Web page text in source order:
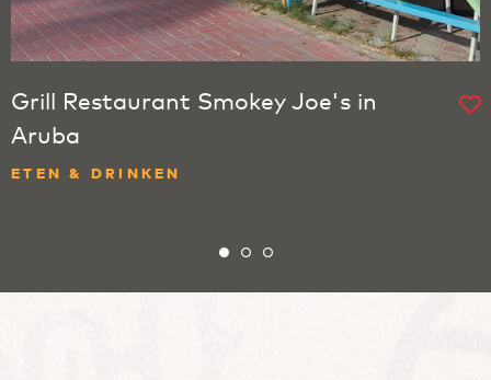
Grill Restaurant Smokey Joe's in
Aruba
ETEN & DRINKEN